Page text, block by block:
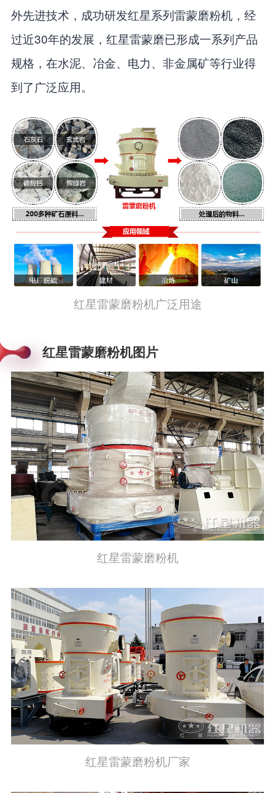
外先进技术，成功研发红星系列雷蒙磨粉机，经
过近30年的发展，红星雷蒙磨已形成一系列产品
规格，在水泥、冶金、电力、非金属矿等行业得
到了广泛应用。
红星雷蒙磨粉机广泛用途
红星雷蒙磨粉机图片
红星雷蒙磨粉机
红星雷蒙磨粉机厂家